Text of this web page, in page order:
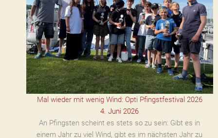
Mal wieder mit wenig Wind: Opti Pfingstfestival 2026
4. Juni 2026
An Pfingsten scheint es stets so zu sein: Gibt es in
einem Jahr zu viel Wind, gibt es im nächsten Jahr zu